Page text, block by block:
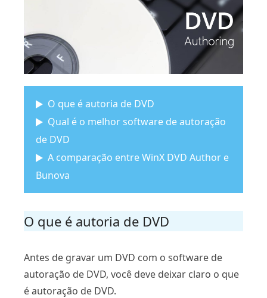
O que é autoria de DVD
Qual é o melhor software de autoração
de DVD
A comparação entre WinX DVD Author e
Bunova
O que é autoria de DVD
Antes de gravar um DVD com o software de
autoração de DVD, você deve deixar claro o que
é autoração de DVD.